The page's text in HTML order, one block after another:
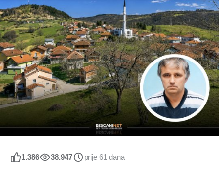
1.386 38.947 prije 61 dana